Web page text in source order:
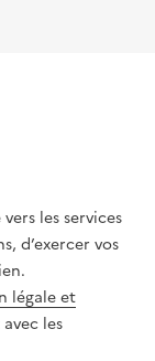
les services
légale et
les